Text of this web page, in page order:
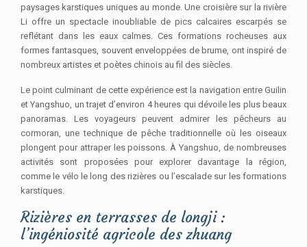
paysages karstiques uniques au monde. Une croisière sur la rivière
Li offre un spectacle inoubliable de pics calcaires escarpés se
reflétant dans les eaux calmes. Ces formations rocheuses aux
formes fantasques, souvent enveloppées de brume, ont inspiré de
nombreux artistes et poètes chinois au fil des siècles.
Le point culminant de cette expérience est la navigation entre Guilin
et Yangshuo, un trajet d’environ 4 heures qui dévoile les plus beaux
panoramas. Les voyageurs peuvent admirer les pêcheurs au
cormoran, une technique de pêche traditionnelle où les oiseaux
plongent pour attraper les poissons. À Yangshuo, de nombreuses
activités sont proposées pour explorer davantage la région,
comme le vélo le long des rizières ou l’escalade sur les formations
karstiques.
Rizières en terrasses de longji :
l’ingéniosité agricole des zhuang